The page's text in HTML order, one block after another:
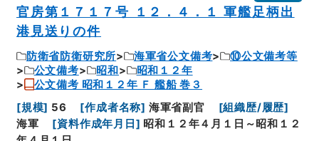
官房第１７１７号 １２．４．１ 軍艦足柄出
港見送りの件
防衛省防衛研究所 海軍省公文備考
⑩公文備考等
公文備考
昭和
昭和１２年
公文備考 昭和１２年 Ｆ 艦船 巻３
[規模] 56 [作成者名称] 海軍省副官 [組織歴/履歴]
海軍
[資料作成年月日 ] 昭和１２年４月１日～昭和１２